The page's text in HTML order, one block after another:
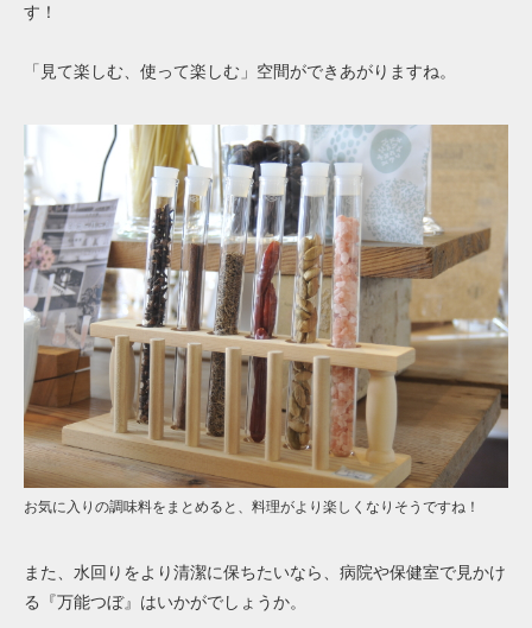
す！
「見て楽しむ、使って楽しむ」空間ができあがりますね。
お気に入りの調味料をまとめると、料理がより楽しくなりそうですね！
また、水回りをより清潔に保ちたいなら、病院や保健室で見かけ
る『万能つぼ』はいかがでしょうか。